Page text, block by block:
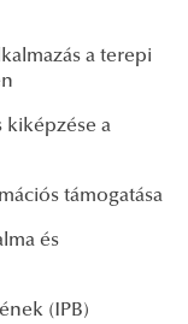
a terepi
kiképzése a
támogatása
és
(IPB)